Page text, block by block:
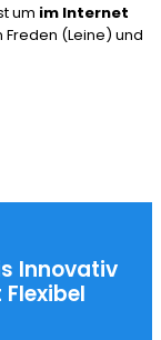
um im Internet
Freden (Leine) und
Innovativ
Flexibel